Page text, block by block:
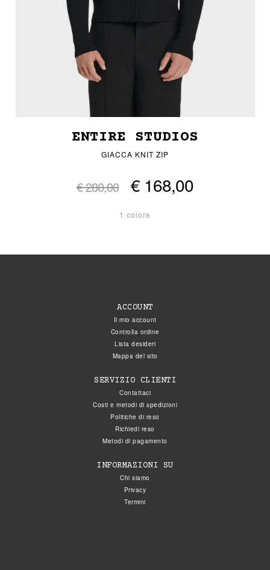
ENTIRE STUDIOS
GIACCA KNIT ZIP
€ 280,00 € 168,00
1 colore
ACCOUNT
Il mio account
Controlla ordine
Lista desideri
Mappa del sito
SERVIZIO CLIENTI
Contattaci
Costi e metodi di spedizioni
Politiche di reso
Richiedi reso
Metodi di pagamento
INFORMAZIONI SU
Chi siamo
Privacy
Termini